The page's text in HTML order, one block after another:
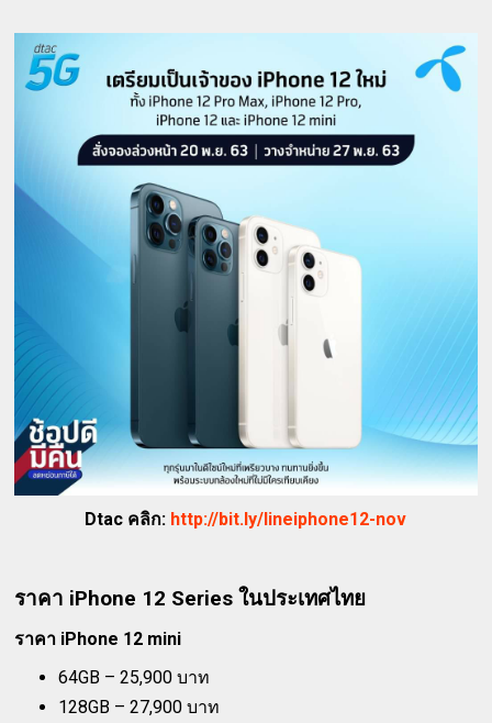
Dtac คลิก: http://bit.ly/lineiphone12-nov
ราคา iPhone 12 Series ในประเทศไทย
ราคา iPhone 12 mini
64GB – 25,900 บาท
128GB – 27,900 บาท